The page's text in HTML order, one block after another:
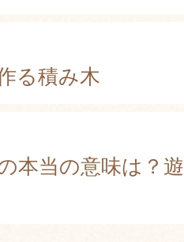
る積み木
本当の意味は？